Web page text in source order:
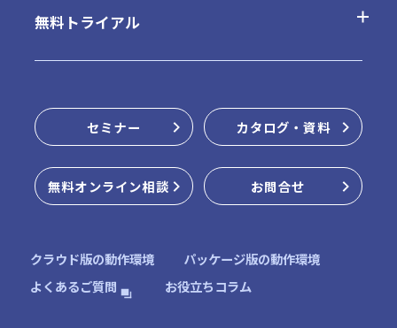
販売パートナー
無料トライアル
セミナー カタログ・資料
無料オンライン相談 お問合せ
クラウド版の動作環境
パッケージ版の動作環境
よくあるご質問
お役立ちコラム